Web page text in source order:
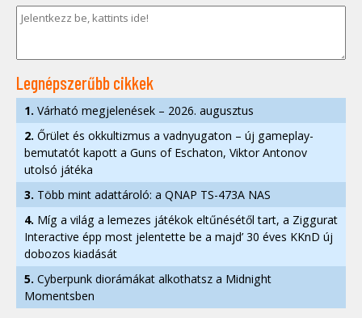
Legnépszerűbb cikkek
1. Várható megjelenések – 2026. augusztus
2. Őrület és okkultizmus a vadnyugaton – új gameplay-
bemutatót kapott a Guns of Eschaton, Viktor Antonov
utolsó játéka
3. Több mint adattároló: a QNAP TS-473A NAS
4. Míg a világ a lemezes játékok eltűnésétől tart, a Ziggurat
Interactive épp most jelentette be a majd’ 30 éves KKnD új
dobozos kiadását
5. Cyberpunk diorámákat alkothatsz a Midnight
Momentsben